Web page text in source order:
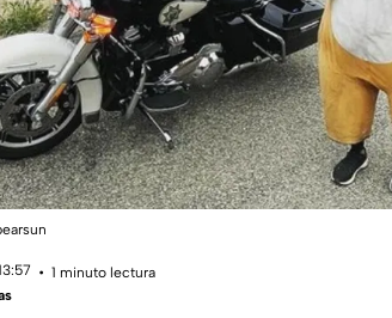
1 minuto lectura